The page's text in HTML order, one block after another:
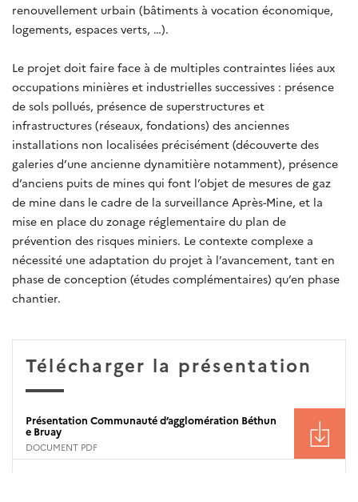
renouvellement urbain (bâtiments à vocation économique,
logements, espaces verts, …).
Le projet doit faire face à de multiples contraintes liées aux
occupations minières et industrielles successives : présence
de sols pollués, présence de superstructures et
infrastructures (réseaux, fondations) des anciennes
installations non localisées précisément (découverte des
galeries d’une ancienne dynamitière notamment), présence
d’anciens puits de mines qui font l’objet de mesures de gaz
de mine dans le cadre de la surveillance Après-Mine, et la
mise en place du zonage réglementaire du plan de
prévention des risques miniers. Le contexte complexe a
nécessité une adaptation du projet à l’avancement, tant en
phase de conception (études complémentaires) qu’en phase
chantier.
Télécharger la présentation
Présentation Communauté d’agglomération Béthun
e Bruay
DOCUMENT PDF